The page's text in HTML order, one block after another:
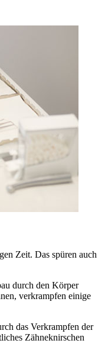
Zeit. Das spüren auch
durch den Körper
verkrampfen einige
das Verkrampfen der
Zähneknirschen